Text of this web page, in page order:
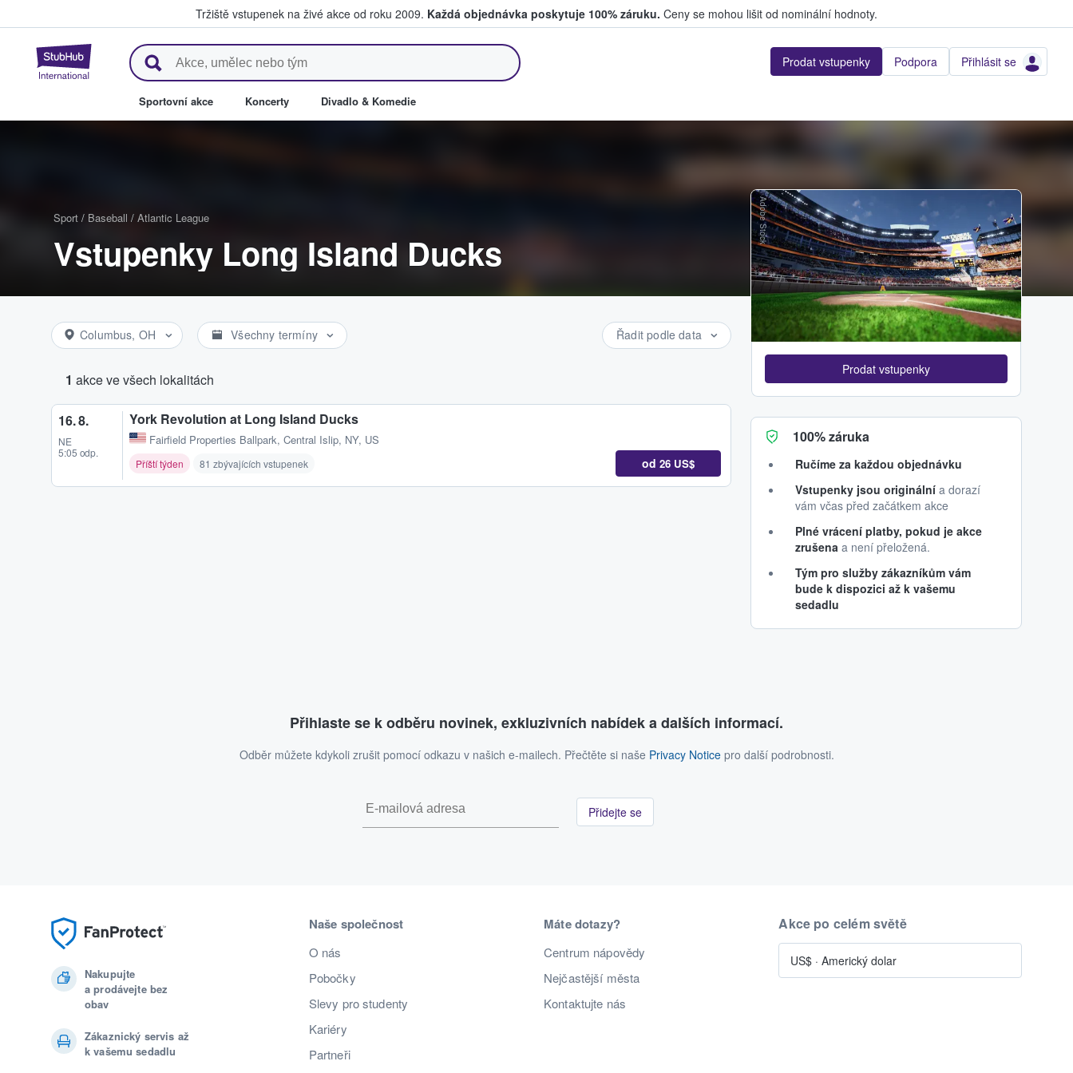
Tržiště vstupenek na živé akce od roku 2009. Každá objednávka poskytuje 100% záruku. Ceny se mohou lišit od nominální hodnoty.
StubHub – Místo, kde fanoušci kupují a prodávají vstupenky Prodat vstupenky Podpora Přihlásit se
Sportovní akce Koncerty Divadlo & Komedie
Sport / Baseball / Atlantic League
Vstupenky Long Island Ducks
Columbus, OH Všechny termíny Řadit podle data
1 akce ve všech lokalitách
16. 8.
NE
5:05 odp.
York Revolution at Long Island Ducks
Fairfield Properties Ballpark, Central Islip, NY, US
Příští týden 81 zbývajících vstupenek od 26 US$
Adobe Stock
Prodat vstupenky
100% záruka
Ručíme za každou objednávku
Vstupenky jsou originální a dorazí
vám včas před začátkem akce
Plné vrácení platby, pokud je akce
zrušena a není přeložená.
Tým pro služby zákazníkům vám
bude k dispozici až k vašemu
sedadlu
Přihlaste se k odběru novinek, exkluzivních nabídek a dalších informací.
Odběr můžete kdykoli zrušit pomocí odkazu v našich e-mailech. Přečtěte si naše Privacy Noticepro další podrobnosti.
Přidejte se
Nakupujte
a prodávejte bez
obav
Zákaznický servis až
k vašemu sedadlu
Naše společnost
O nás
Pobočky
Slevy pro studenty
Kariéry
Partneři
Máte dotazy?
Centrum nápovědy
Nejčastější města
Kontaktujte nás
Akce po celém světě
US$ ·Americký dolar